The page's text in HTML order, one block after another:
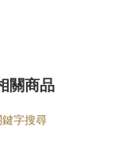
關商品
字搜尋